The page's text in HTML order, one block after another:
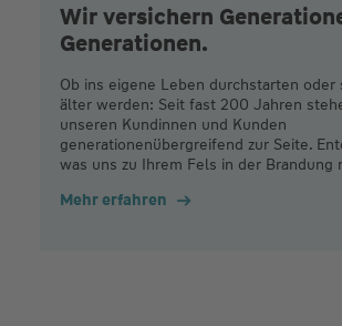
Wir versichern
Generationen.
Ob ins eigene Leben durchstarten oder
älter werden: Seit fast 200 Jahren
unseren Kundinnen und Kunden
generationenübergreifend zur Seite.
was uns zu Ihrem Fels in der Brandung
Mehr erfahren